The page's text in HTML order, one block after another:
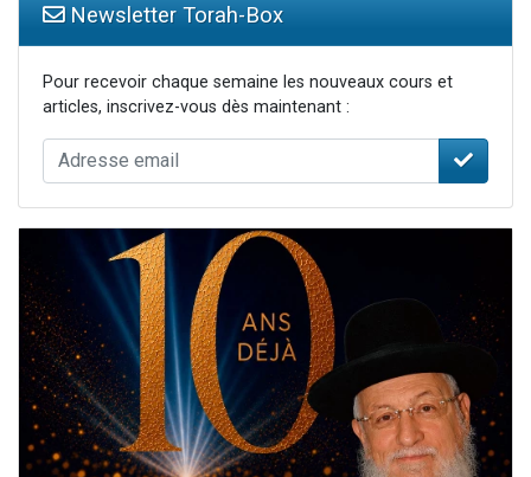
Newsletter Torah-Box
Pour recevoir chaque semaine les nouveaux cours et
articles, inscrivez-vous dès maintenant :